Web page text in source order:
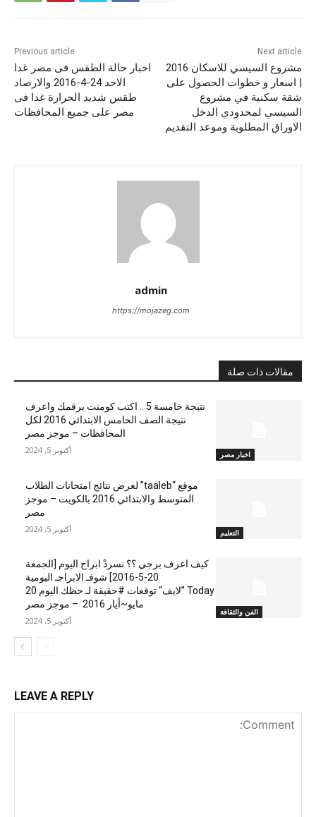
Previous article
اخبار حالة الطقس فى مصر غدا
الاحد 24-4-2016 والارصاد
طقس شديد الحرارة غدا فى
مصر على جميع المحافظات
Next article
مشروع السيسي للاسكان 2016
| اسعار و خطوات الحصول على
شقة سكنية في مشروع
السيسي لمحدودي الدخل
الاوراق المطلوبة وموعد التقديم
admin
https://mojazeg.com
مقالات ذات صلة
اخبار مصر
نتيجة خامسة 5 .. اكتب كومنت برقمك واعرف
نتيجة الصف الخامس الابتدائي 2016 لكل
المحافظات – موجز مصر
أكتوبر 5, 2024
التعليم
موقع “taaleb” لعرض نتائج امتحانات الطلاب
المتوسط والابتدائي 2016 بالكويت – موجز
مصر
أكتوبر 5, 2024
الفن والثقافة
كيف اعرف برجي ؟؟ نسردْ ابراج اليوم [الجمعة
20-5-2016] شوفـ الابراجـ اليومية
Today ”لايف“ توقعات #حقيقة لـ حظك اليوم 20
مايو~أيار 2016 – موجز مصر
أكتوبر 5, 2024
LEAVE A REPLY